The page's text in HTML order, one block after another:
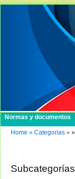
Normas y documentos
Home » Categorias »
Subcategorías